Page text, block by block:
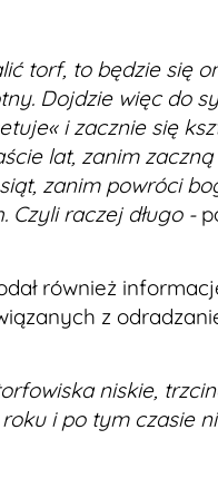
torf, to będzie się
Dojdzie więc do
i zacznie się
lat, zanim
zanim powróci
Czyli raczej długo -
również
z
niskie,
i po tym czasie